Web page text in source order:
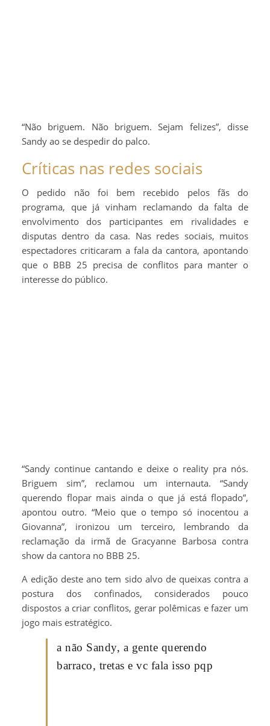
“Não briguem. Não briguem. Sejam felizes”, disse
Sandy ao se despedir do palco.
Críticas nas redes sociais
O pedido não foi bem recebido pelos fãs do
programa, que já vinham reclamando da falta de
envolvimento dos participantes em rivalidades e
disputas dentro da casa. Nas redes sociais, muitos
espectadores criticaram a fala da cantora, apontando
que o BBB 25 precisa de conflitos para manter o
interesse do público.
“Sandy continue cantando e deixe o reality pra nós.
Briguem sim”, reclamou um internauta. “Sandy
querendo flopar mais ainda o que já está flopado”,
apontou outro. “Meio que o tempo só inocentou a
Giovanna”, ironizou um terceiro, lembrando da
reclamação da irmã de Gracyanne Barbosa contra
show da cantora no BBB 25.
A edição deste ano tem sido alvo de queixas contra a
postura dos confinados, considerados pouco
dispostos a criar conflitos, gerar polêmicas e fazer um
jogo mais estratégico.
a não Sandy, a gente querendo
barraco, tretas e vc fala isso pqp